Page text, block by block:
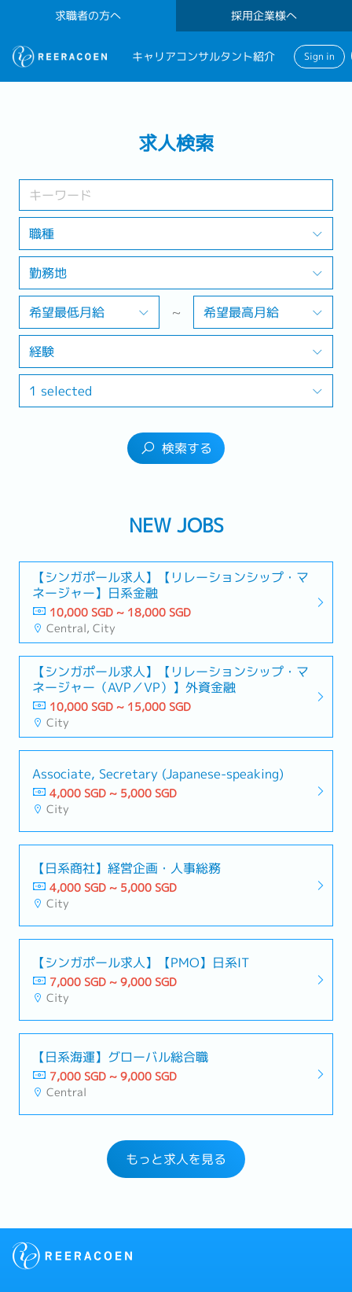
求職者の方へ 採用企業様へ
キャリアコンサルタント紹介 Sign in
勤務地
求人検索
職種
勤務地
希望最低月給 ~ 希望最高月給
経験
1 selected
検索する
NEW JOBS
【シンガポール求人】【リレーションシップ・マ
ネージャー】日系金融
10,000 SGD ~ 18,000 SGD
Central, City
【シンガポール求人】【リレーションシップ・マ
ネージャー（AVP／VP）】外資金融
10,000 SGD ~ 15,000 SGD
City
Associate, Secretary (Japanese-speaking)
4,000 SGD ~ 5,000 SGD
City
【日系商社】経営企画・人事総務
4,000 SGD ~ 5,000 SGD
City
【シンガポール求人】【PMO】日系IT
7,000 SGD ~ 9,000 SGD
City
【日系海運】グローバル総合職
7,000 SGD ~ 9,000 SGD
Central
もっと求人を見る